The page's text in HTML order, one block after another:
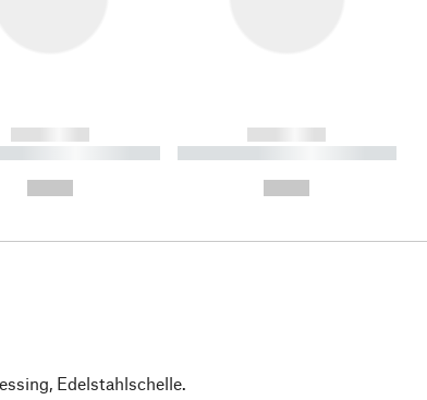
------------
----------- ----------
------------
----------- ----------- ----------
Edelstahlschelle.